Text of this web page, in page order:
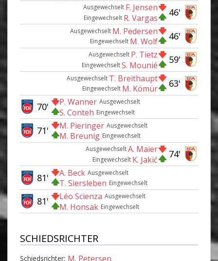
46'
Ausgewechselt F. Jensen
Eingewechselt R. Vargas
46'
Ausgewechselt M. Pedersen
Eingewechselt M. Wolf
59'
Ausgewechselt P. Tietz
EingewechseltS. Mounié
63'
Ausgewechselt T. Breithaupt
Eingewechselt M. Kömür
Ausgewechselt
P. Wanner
Eingewechselt
S. Conteh
70'
Ausgewechselt
M. Pieringer
Eingewechselt
M. Breunig
71'
74'
AusgewechseltA. Maier
Eingewechselt K. Jakić
Ausgewechselt
A. Beck
Eingewechselt
T. Siersleben
81'
Ausgewechselt
Léo Scienza
Eingewechselt
M. Honsak
81'
SCHIEDSRICHTER
Schiedsrichter: M. Petersen